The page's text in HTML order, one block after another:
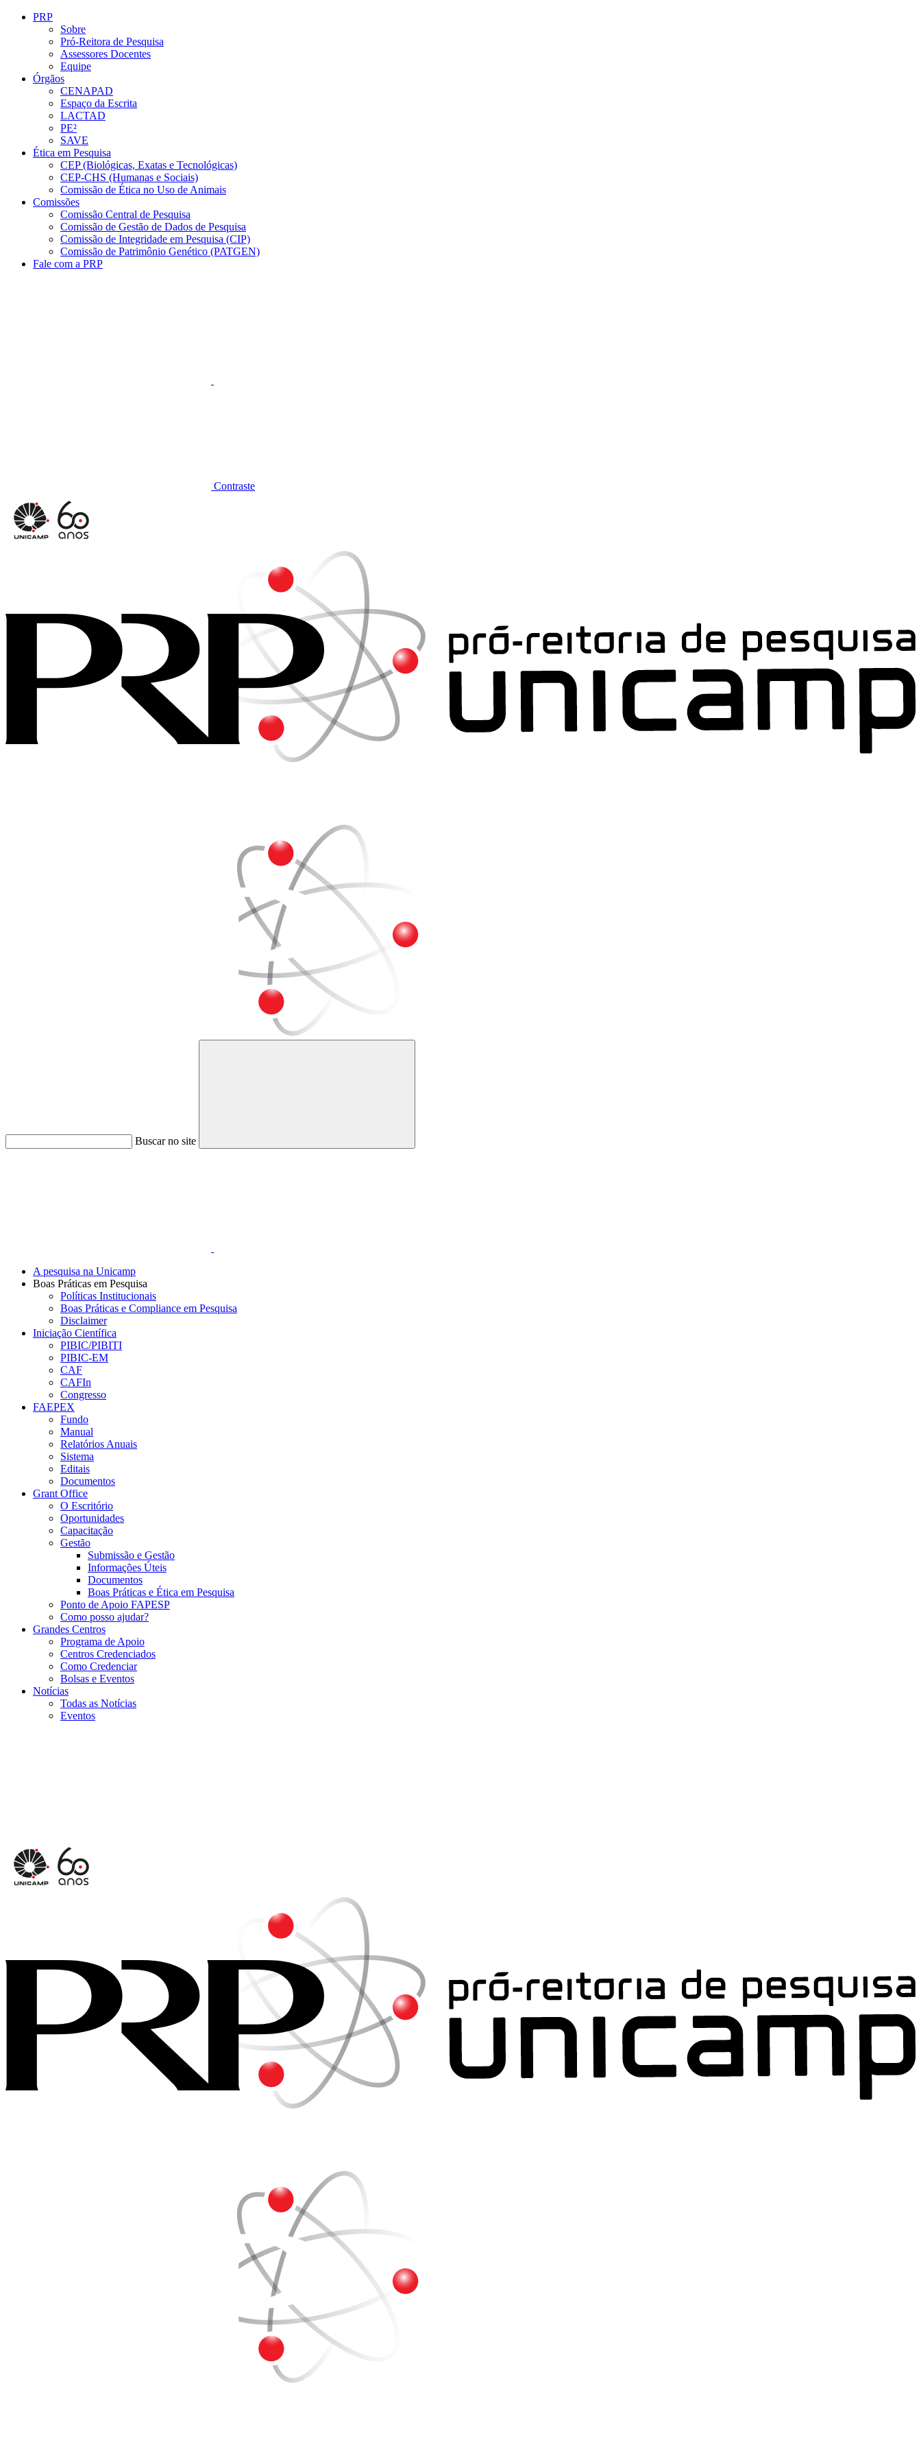
Conteúdo principal
PRP
Sobre
Pró-Reitora de Pesquisa
Assessores Docentes
Equipe
Órgãos
CENAPAD
Espaço da Escrita
LACTAD
PE²
SAVE
Ética em Pesquisa
CEP (Biológicas, Exatas e Tecnológicas)
CEP-CHS (Humanas e Sociais)
Comissão de Ética no Uso de Animais
Comissões
Comissão Central de Pesquisa
Comissão de Gestão de Dados de Pesquisa
Comissão de Integridade em Pesquisa (CIP)
Comissão de Patrimônio Genético (PATGEN)
Fale com a PRP
Contraste
Buscar no site
Buscar
A pesquisa na Unicamp
Boas Práticas em Pesquisa
Políticas Institucionais
Boas Práticas e Compliance em Pesquisa
Disclaimer
Iniciação Científica
PIBIC/PIBITI
PIBIC-EM
CAF
CAFIn
Congresso
FAEPEX
Fundo
Manual
Relatórios Anuais
Sistema
Editais
Documentos
Grant Office
O Escritório
Oportunidades
Capacitação
Gestão
Submissão e Gestão
Informações Úteis
Documentos
Boas Práticas e Ética em Pesquisa
Ponto de Apoio FAPESP
Como posso ajudar?
Grandes Centros
Programa de Apoio
Centros Credenciados
Como Credenciar
Bolsas e Eventos
Notícias
Todas as Notícias
Eventos